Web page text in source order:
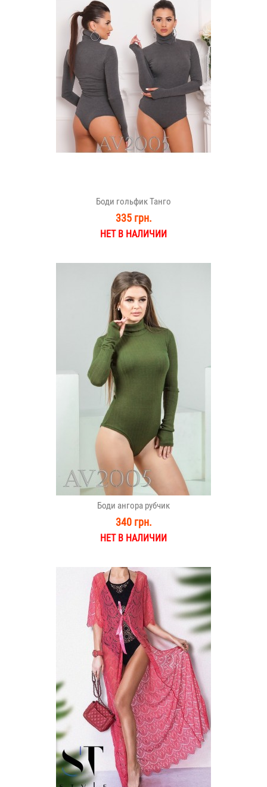
Боди гольфик Танго
335 грн.
НЕТ В НАЛИЧИИ
Боди ангора рубчик
340 грн.
НЕТ В НАЛИЧИИ